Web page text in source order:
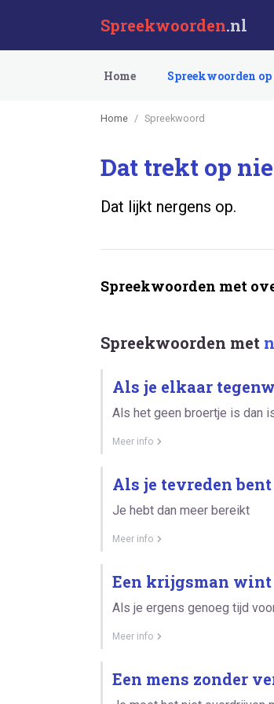
Spreekwoorden.nl
Home Spreekwoorden
Home Spreekwoord
Dat trekt op
Dat lijkt nergens op.
Spreekwoorden met
Spreekwoorden met
Als je elkaar
Als het geen broertje is dan
Meer info
Als je tevreden
Je hebt dan meer bereikt
Meer info
Een krijgsman
Als je ergens genoeg tijd
Meer info
Een mens zonder